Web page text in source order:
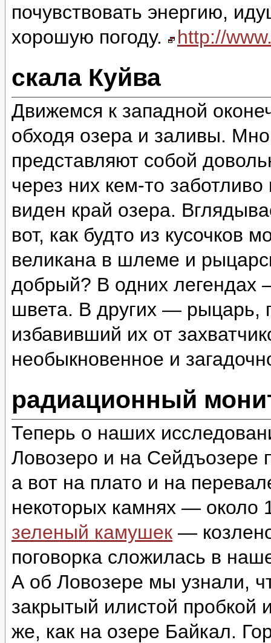
почувствовать энергию,
хорошую погоду.
http://
скала Куйва
Движемся к западной
обходя озера и заливы.
представляют собой
через них кем-то
виден край озера.
вот, как будто из кусочков
великана в шлеме и
добрый? В одних
швета. В других —
избавивший их от
необыкновенное и
радиационный
Теперь о наших
Ловозеро и на Сейдъозере
а вот на плато и на
некоторых камнях — около
зеленый камушек —
поговорка сложилась в
А об Ловозере мы узнали,
закрытый илистой пробкой
же, как на озере Байкал.